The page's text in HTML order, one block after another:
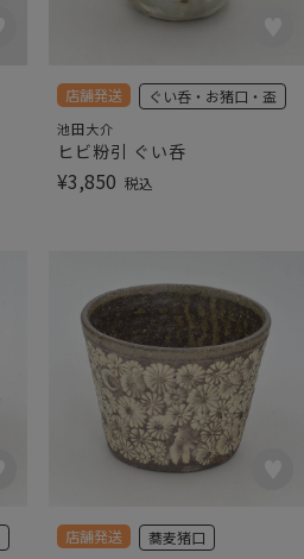
店舗発送 ぐい呑・お猪口・盃
池田大介
ヒビ粉引 ぐい呑
¥3,850 税込
店舗発送 蕎麦猪口